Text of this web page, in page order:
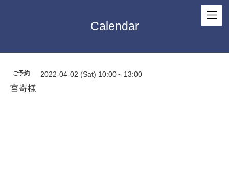
Calendar
ご予約 2022-04-02 (Sat) 10:00～13:00
宮嵜様